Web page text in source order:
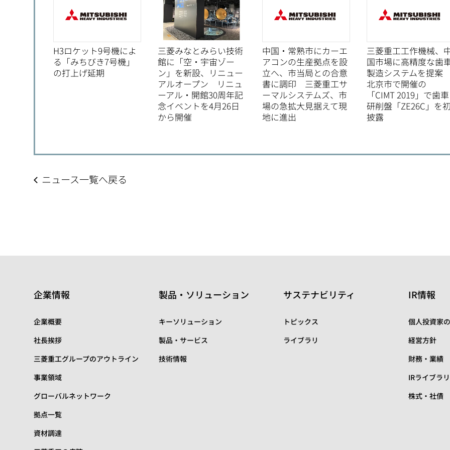
H3ロケット9号機によ
る「みちびき7号機」
の打上げ延期
三菱みなとみらい技術
館に「空・宇宙ゾー
ン」を新設、リニュー
アルオープン リニュ
ーアル・開館30周年記
念イベントを4月26日
から開催
中国・常熟市にカーエ
アコンの生産拠点を設
立へ、市当局との合意
書に調印 三菱重工サ
ーマルシステムズ、市
場の急拡大見据えて現
地に進出
三菱重工工作機械、
国市場に高精度な歯
製造システムを提案
北京市で開催の
「CIMT 2019」で歯車
研削盤「ZE26C」を初
披露
ニュース一覧へ戻る
企業情報
企業概要
社長挨拶
三菱重工グループのアウトライン
事業領域
グローバルネットワーク
拠点一覧
資材調達
製品・ソリューション
キーソリューション
製品・サービス
技術情報
サステナビリティ
トピックス
ライブラリ
IR情報
個人投資家
経営方針
財務・業績
IRライブラリ
株式・社債